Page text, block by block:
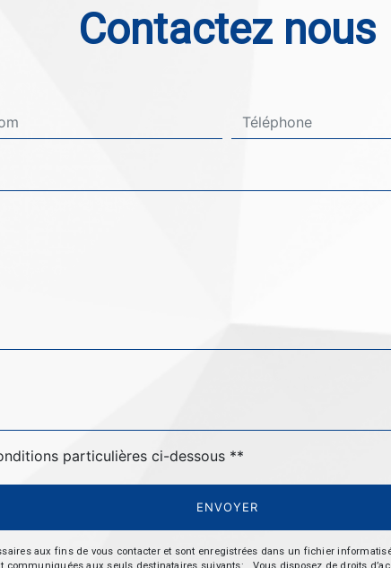
Contactez nous
particulières ci-dessous **
ENVOYER
aux fins de vous contacter et sont enregistrées dans un fichier